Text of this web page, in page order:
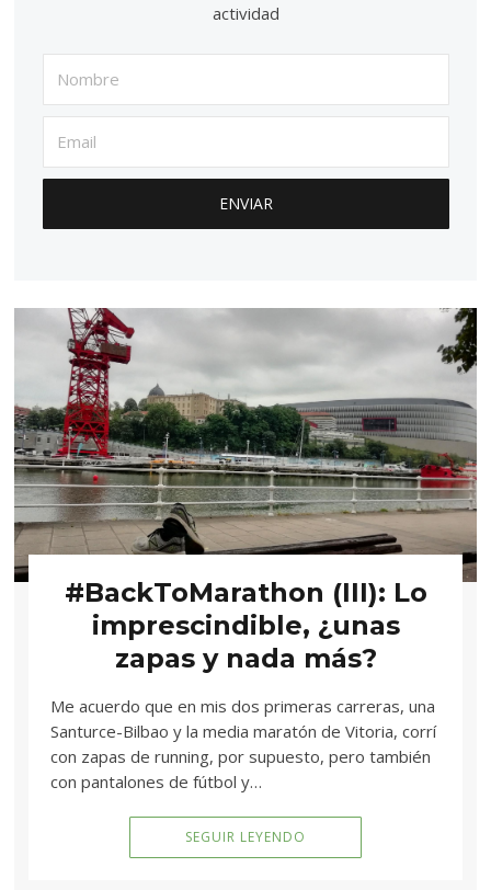
actividad
#BackToMarathon (III): Lo
imprescindible, ¿unas
zapas y nada más?
Me acuerdo que en mis dos primeras carreras, una
Santurce-Bilbao y la media maratón de Vitoria, corrí
con zapas de running, por supuesto, pero también
con pantalones de fútbol y…
SEGUIR LEYENDO